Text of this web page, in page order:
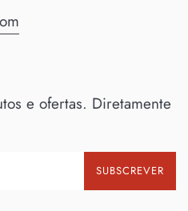
e ofertas. Diretamente
SUBSCREVER